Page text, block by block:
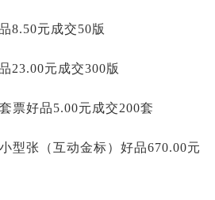
8.50元成交50版
23.00元成交300版
票好品5.00元成交200套
型张（互动金标）好品670.00元